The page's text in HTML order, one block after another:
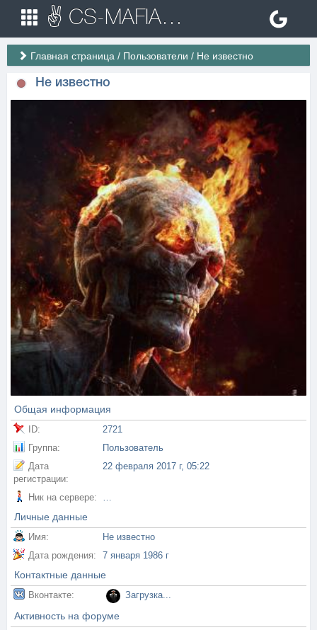
✌ CS-MAFIA.RU ✌ Игровые сервера Counter Strike 1.6
Главная страница / Пользователи / Не известно
Не известно
Общая информация
ID:
2721
Группа:
Пользователь
Дата
регистрации:
22 февраля 2017 г, 05:22
Ник на сервере: …
Личные данные
Имя:
Не известно
Дата рождения:
7 января 1986 г
Контактные данные
Вконтакте: Загрузка...
Активность на форуме